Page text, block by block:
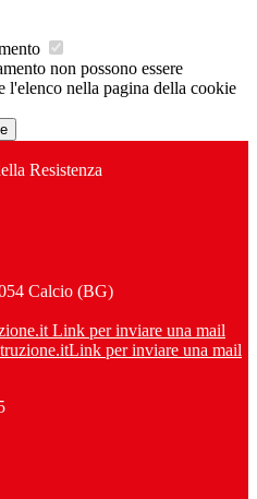
non possono essere
l'elenco nella pagina della cookie
Resistenza
Calcio (BG)
Link per inviare una mail
Link per inviare una mail